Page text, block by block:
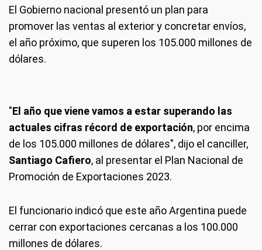
El Gobierno nacional presentó un plan para
promover las ventas al exterior y concretar envíos,
el año próximo, que superen los 105.000 millones de
dólares.
"El año que viene vamos a estar superando las
actuales cifras récord de exportación, por encima
de los 105.000 millones de dólares", dijo el canciller,
Santiago Cafiero, al presentar el Plan Nacional de
Promoción de Exportaciones 2023.
El funcionario indicó que este año Argentina puede
cerrar con exportaciones cercanas a los 100.000
millones de dólares.